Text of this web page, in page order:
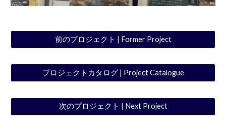
前のプロジェクト | Former Project
プロジェクトカタログ | Project Catalogue
次のプロジェクト | Next Project